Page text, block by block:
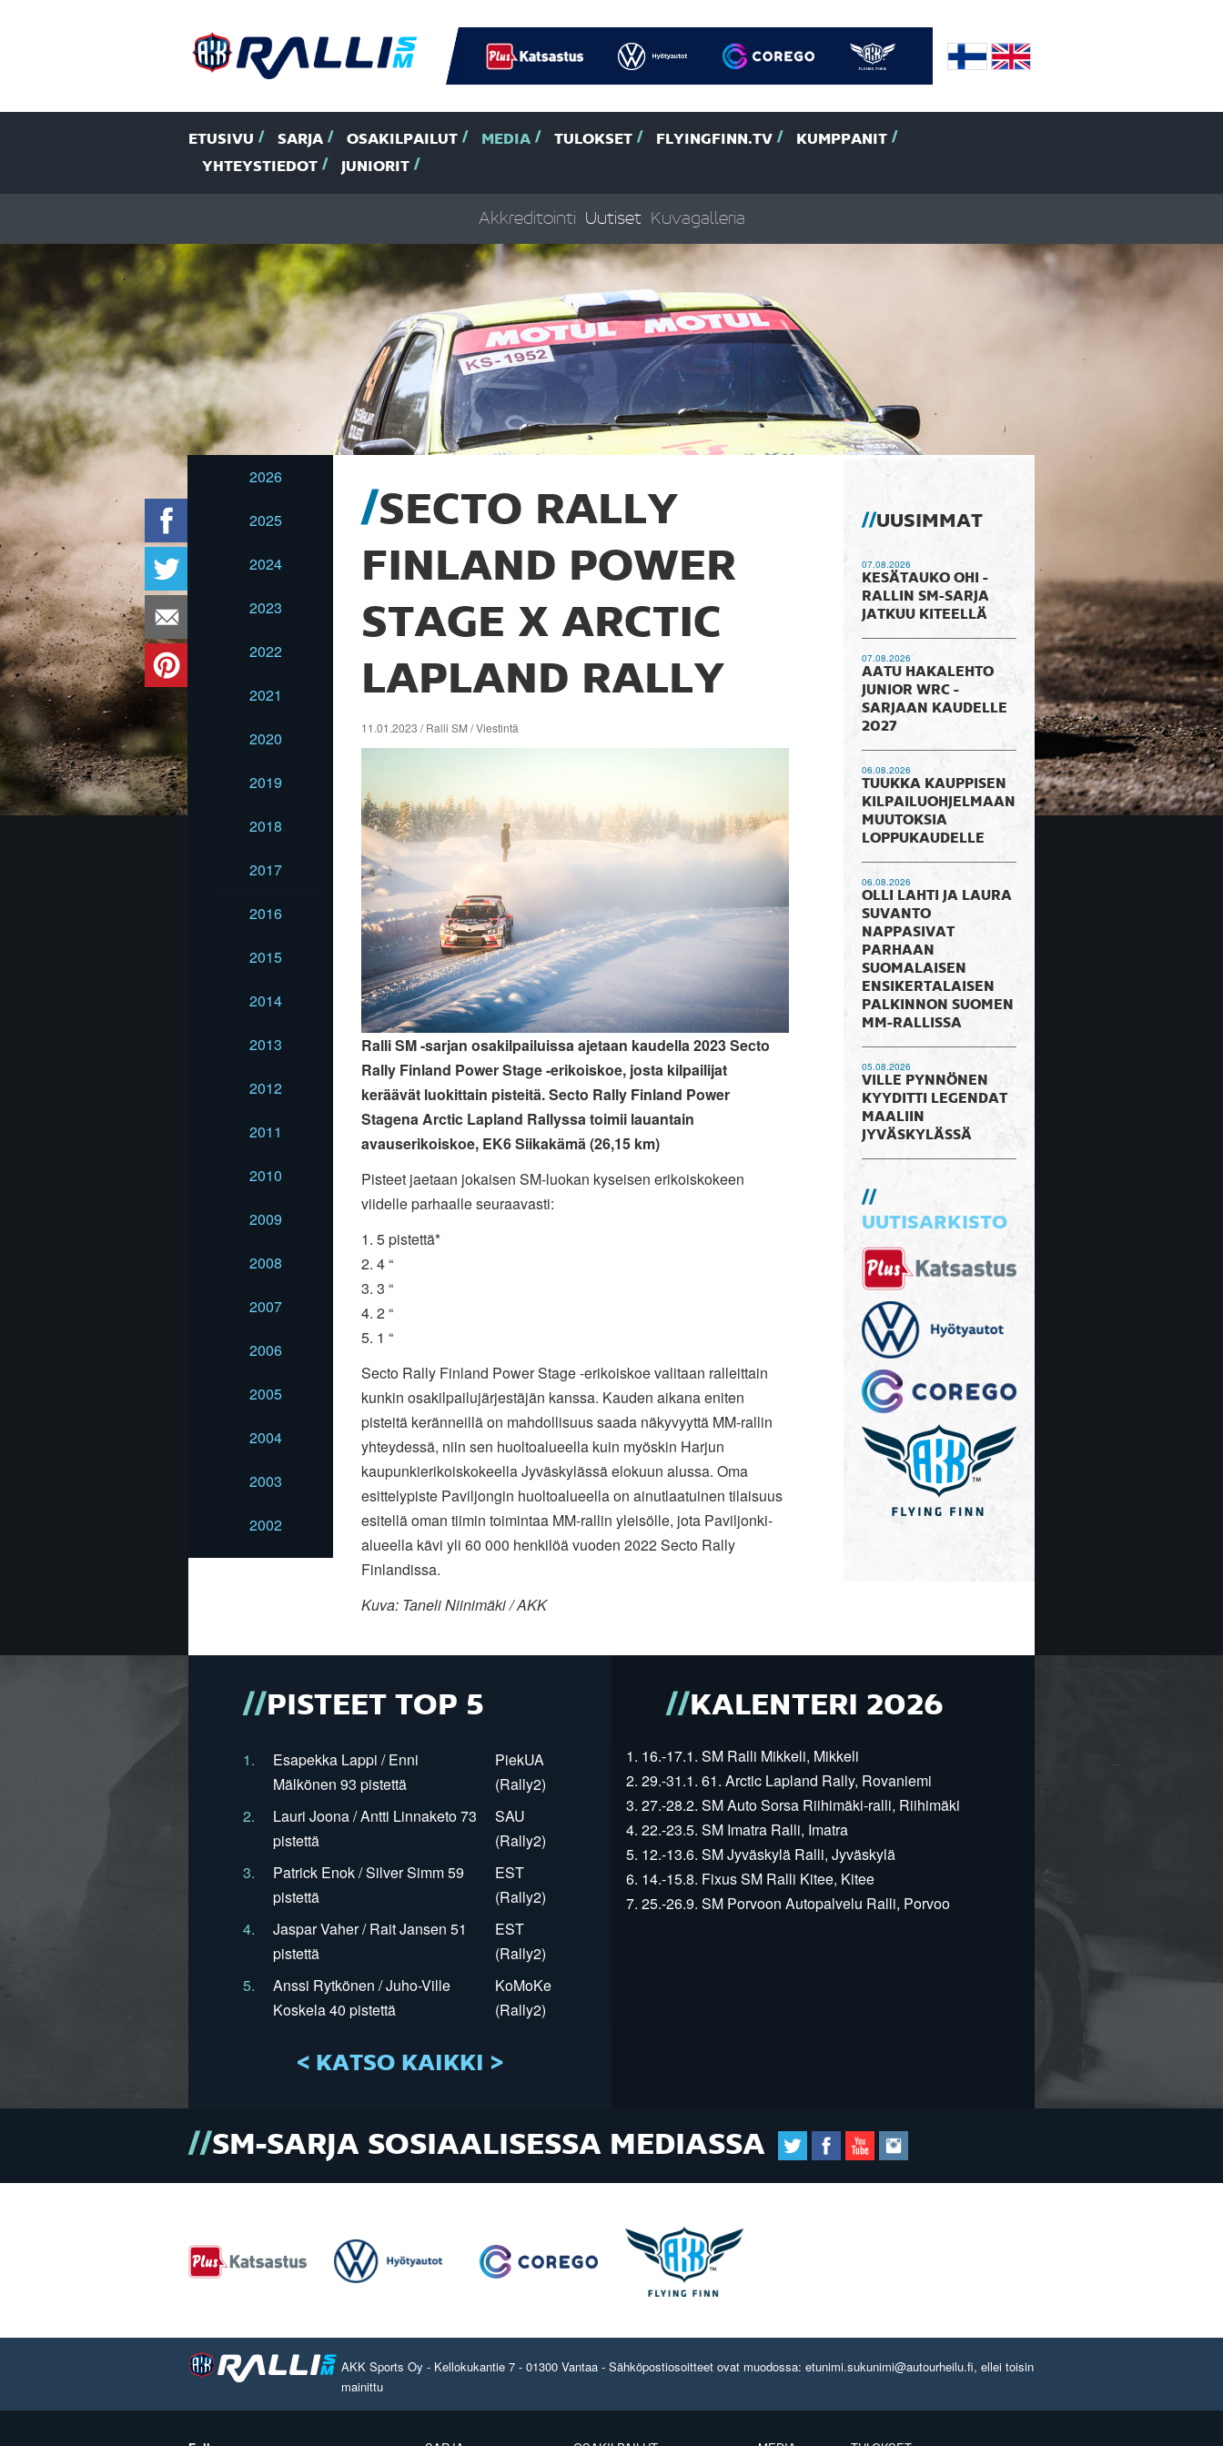
ETUSIVU SARJA OSAKILPAILUT MEDIA TULOKSET FLYINGFINN.TV
KUMPPANIT
YHTEYSTIEDOT
JUNIORIT
Akkreditointi Uutiset Kuvagalleria
2026
2025
2024
2023
2022
2021
2020
2019
2018
2017
2016
2015
2014
2013
2012
2011
2010
2009
2008
2007
2006
2005
2004
2003
2002
SECTO RALLY
FINLAND POWER
STAGE X ARCTIC
LAPLAND RALLY
11.01.2023 / Ralli SM / Viestintä
Ralli SM -sarjan osakilpailuissa ajetaan kaudella 2023 Secto
Rally Finland Power Stage -erikoiskoe, josta kilpailijat
keräävät luokittain pisteitä.Secto Rally Finland Power
Stagena Arctic Lapland Rallyssa toimii lauantain
avauserikoiskoe, EK6 Siikakämä (26,15 km)
Pisteet jaetaan jokaisen SM-luokan kyseisen erikoiskokeen
viidelle parhaalle seuraavasti:
1. 5 pistettä*
2. 4 “
3. 3 “
4. 2 “
5. 1 “
Secto Rally Finland Power Stage -erikoiskoe valitaan ralleittain
kunkin osakilpailujärjestäjän kanssa. Kauden aikana eniten
pisteitä keränneillä on mahdollisuus saada näkyvyyttä MM-rallin
yhteydessä, niin sen huoltoalueella kuin myöskin Harjun
kaupunkierikoiskokeella Jyväskylässä elokuun alussa. Oma
esittelypiste Paviljongin huoltoalueella on ainutlaatuinen tilaisuus
esitellä oman tiimin toimintaa MM-rallin yleisölle, jota Paviljonki-
alueella kävi yli 60 000 henkilöä vuoden 2022 Secto Rally
Finlandissa.
Kuva: Taneli Niinimäki / AKK
UUSIMMAT
07.08.2026
KESÄTAUKO OHI -
RALLIN SM-SARJA
JATKUU KITEELLÄ
07.08.2026
AATU HAKALEHTO
JUNIOR WRC -
SARJAAN KAUDELLE
2027
06.08.2026
TUUKKA KAUPPISEN
KILPAILUOHJELMAAN
MUUTOKSIA
LOPPUKAUDELLE
06.08.2026
OLLI LAHTI JA LAURA
SUVANTO
NAPPASIVAT
PARHAAN
SUOMALAISEN
ENSIKERTALAISEN
PALKINNON SUOMEN
MM-RALLISSA
05.08.2026
VILLE PYNNÖNEN
KYYDITTI LEGENDAT
MAALIIN
JYVÄSKYLÄSSÄ
UUTISARKISTO
PISTEET TOP 5
1.
Esapekka Lappi / Enni
Mälkönen 93 pistettä
PiekUA
(Rally2)
2.
Lauri Joona / Antti Linnaketo 73
pistettä
SAU
(Rally2)
3.
Patrick Enok / Silver Simm 59
pistettä
EST
(Rally2)
4.
Jaspar Vaher / Rait Jansen 51
pistettä
EST
(Rally2)
5.
Anssi Rytkönen / Juho-Ville
Koskela 40 pistettä
KoMoKe
(Rally2)
< KATSO KAIKKI >
KALENTERI 2026
1. 16.-17.1. SM Ralli Mikkeli, Mikkeli
2. 29.-31.1. 61. Arctic Lapland Rally, Rovaniemi
3. 27.-28.2. SM Auto Sorsa Riihimäki-ralli, Riihimäki
4. 22.-23.5. SM Imatra Ralli, Imatra
5. 12.-13.6. SM Jyväskylä Ralli, Jyväskylä
6. 14.-15.8. Fixus SM Ralli Kitee, Kitee
7. 25.-26.9. SM Porvoon Autopalvelu Ralli, Porvoo
SM-SARJA SOSIAALISESSA MEDIASSA
AKK Sports Oy - Kellokukantie 7 - 01300 Vantaa - Sähköpostiosoitteet ovat muodossa: etunimi.sukunimi@autourheilu.fi, ellei toisin
mainittu